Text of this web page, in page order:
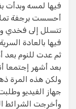
فيها لمسه وبدأت
أحسست برجفة
تتسلل إلى فخدي
فيها بالعادة
ثم عدت للنوم
بعد أشهر إجتمعا
ولكن هذه المرة
جهاز الفيديو
وأخرجت الشرائط